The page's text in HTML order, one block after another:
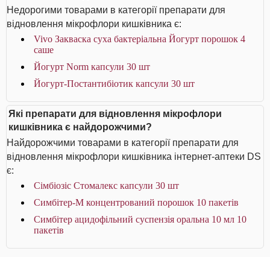
Недорогими товарами в категорії препарати для
відновлення мікрофлори кишківника є:
Vivo Закваска суха бактеріальна Йогурт порошок 4
саше
Йогурт Norm капсули 30 шт
Йогурт-Постантибіотик капсули 30 шт
Які препарати для відновлення мікрофлори
кишківника є найдорожчими?
Найдорожчими товарами в категорії препарати для
відновлення мікрофлори кишківника інтернет-аптеки DS
є:
Сімбіозіс Стомалекс капсули 30 шт
Симбітер-М концентрований порошок 10 пакетів
Симбітер ацидофільний суспензія оральна 10 мл 10
пакетів